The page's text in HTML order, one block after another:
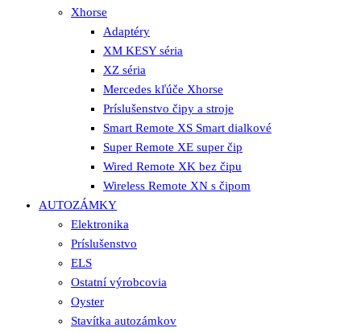
Xhorse
Adaptéry
XM KESY séria
XZ séria
Mercedes kľúče Xhorse
Príslušenstvo čipy a stroje
Smart Remote XS Smart dialkové
Super Remote XE super čip
Wired Remote XK bez čipu
Wireless Remote XN s čipom
AUTOZÁMKY
Elektronika
Príslušenstvo
ELS
Ostatní výrobcovia
Oyster
Stavítka autozámkov